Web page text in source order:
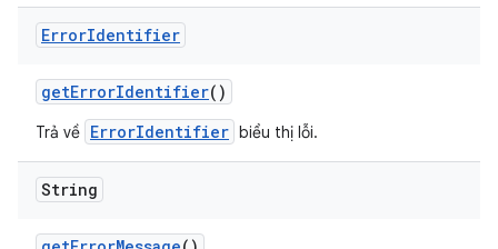
ErrorIdentifier
getErrorIdentifier()
Trả về ErrorIdentifier biểu thị lỗi.
String